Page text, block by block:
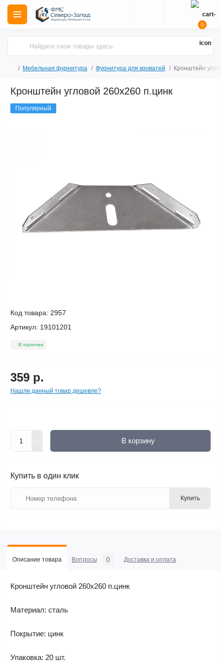
0
Мебельная фурнитура Фурнитура для кроватей Кронштейн
Кронштейн угловой 260х260 п.цинк
Популярный
Код товара: 2957
Артикул: 19101201
В наличии
359 р.
Нашли данный товар дешевле?
В корзину
Купить в один клик
Купить
Описание товара Вопросы 0 Доставка и оплата
Кронштейн угловой 260х260 п.цинк
Материал: сталь
Покрытие: цинк
Упаковка: 20 шт.